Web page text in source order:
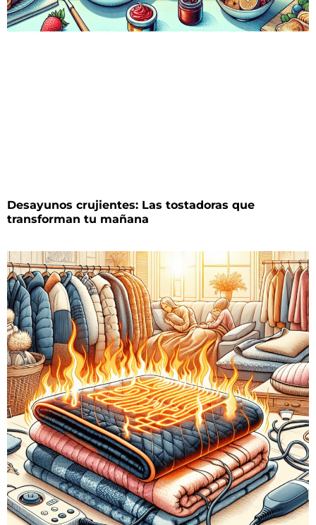
Desayunos crujientes: Las tostadoras que
transforman tu mañana